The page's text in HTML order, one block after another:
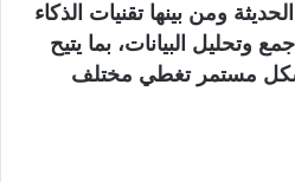
ومن بينها تقنيات الذكاء
وتحليل البيانات، بما يتيح
مستمر تغطي مختلف